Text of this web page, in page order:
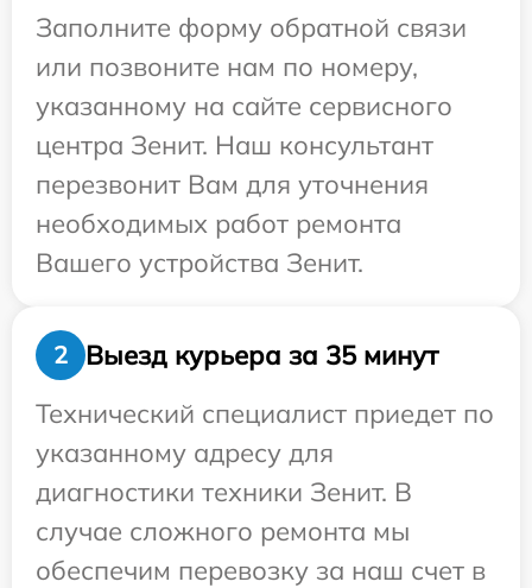
Заполните форму обратной связи
или позвоните нам по номеру,
указанному на сайте сервисного
центра Зенит. Наш консультант
перезвонит Вам для уточнения
необходимых работ ремонта
Вашего устройства Зенит.
2
Выезд курьера за 35 минут
Технический специалист приедет по
указанному адресу для
диагностики техники Зенит. В
случае сложного ремонта мы
обеспечим перевозку за наш счет в